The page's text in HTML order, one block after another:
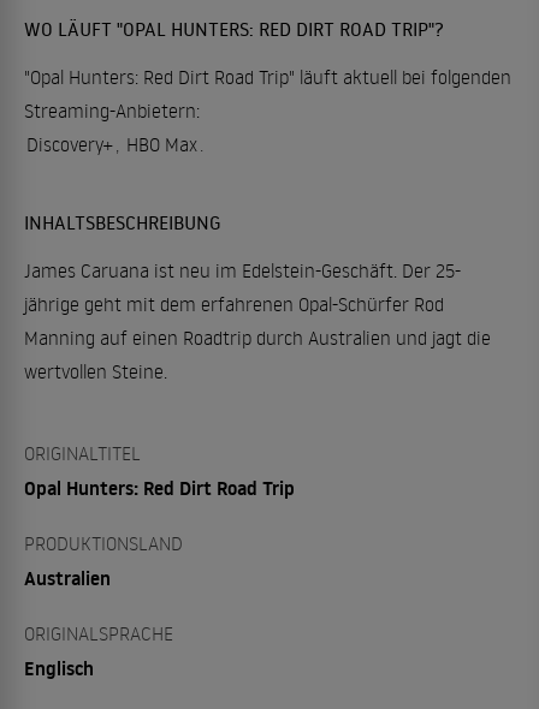
WO LÄUFT "OPAL HUNTERS: RED DIRT ROAD TRIP"?
"Opal Hunters: Red Dirt Road Trip" läuft aktuell bei folgenden
Streaming-Anbietern:
Discovery+ HBO Max
INHALTSBESCHREIBUNG
James Caruana ist neu im Edelstein-Geschäft. Der 25-
jährige geht mit dem erfahrenen Opal-Schürfer Rod
Manning auf einen Roadtrip durch Australien und jagt die
wertvollen Steine.
ORIGINALTITEL
Opal Hunters: Red Dirt Road Trip
PRODUKTIONSLAND
Australien
ORIGINALSPRACHE
Englisch